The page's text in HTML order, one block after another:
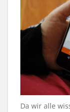
Da wir alle